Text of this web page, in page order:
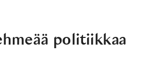
politiikkaa